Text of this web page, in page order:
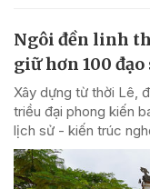
Ngôi đền linh
giữ hơn 100
Xây dựng từ thời Lê,
triều đại phong kiến
lịch sử - kiến trúc